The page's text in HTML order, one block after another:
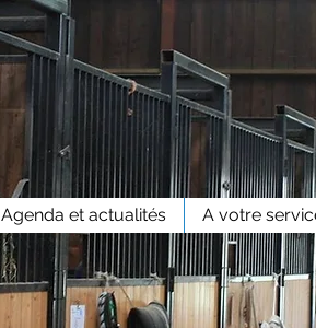
Agenda et actualités A votre